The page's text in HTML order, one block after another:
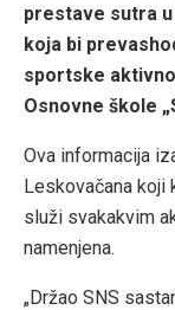
prestave sutra
koja bi
sportske
Osnovne škole
Ova informacija
Leskovačana koji
služi svakakvim
namenjena.
„Držao SNS